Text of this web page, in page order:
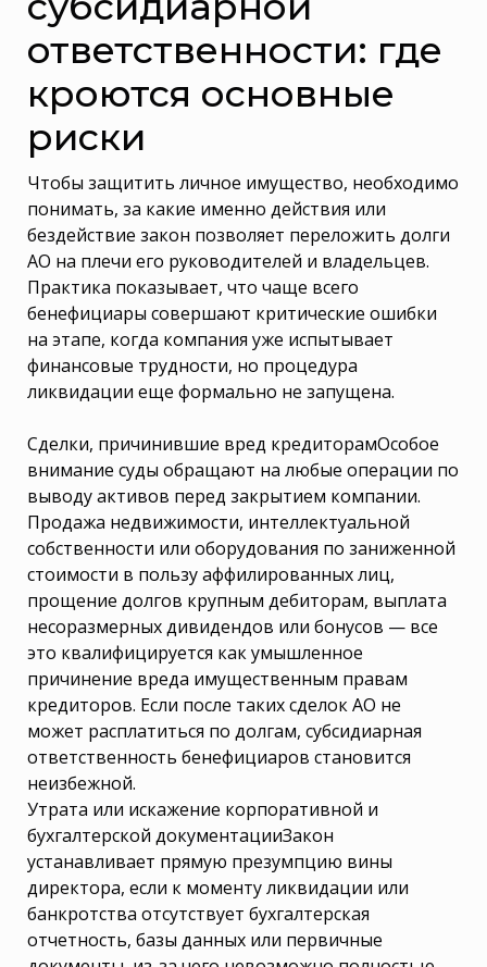
ответственности: где
кроются основные
риски
Чтобы защитить личное имущество, необходимо
понимать, за какие именно действия или
бездействие закон позволяет переложить долги
АО на плечи его руководителей и владельцев.
Практика показывает, что чаще всего
бенефициары совершают критические ошибки
на этапе, когда компания уже испытывает
финансовые трудности, но процедура
ликвидации еще формально не запущена.
Сделки, причинившие вред кредиторамОсобое
внимание суды обращают на любые операции по
выводу активов перед закрытием компании.
Продажа недвижимости, интеллектуальной
собственности или оборудования по заниженной
стоимости в пользу аффилированных лиц,
прощение долгов крупным дебиторам, выплата
несоразмерных дивидендов или бонусов — все
это квалифицируется как умышленное
причинение вреда имущественным правам
кредиторов. Если после таких сделок АО не
может расплатиться по долгам, субсидиарная
ответственность бенефициаров становится
неизбежной.
Утрата или искажение корпоративной и
бухгалтерской документацииЗакон
устанавливает прямую презумпцию вины
директора, если к моменту ликвидации или
банкротства отсутствует бухгалтерская
отчетность, базы данных или первичные